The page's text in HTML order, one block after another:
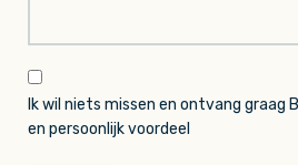
Ik wil niets missen en ontvang graag
en persoonlijk voordeel